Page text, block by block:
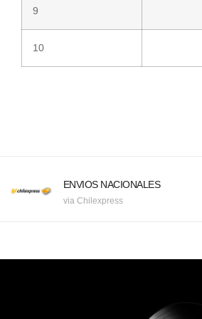
9
10
ENVIOS NACIONALES
via Chilexpress